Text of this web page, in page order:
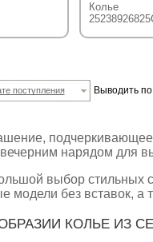
Колье
поступления Выводить по
нарядом для
выбор
модели без вставок,
КОЛЬЕ ИЗ